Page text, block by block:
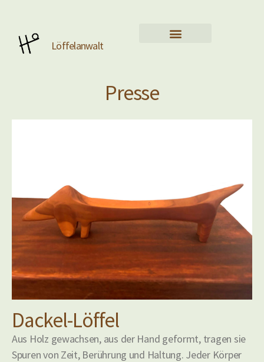
Löffelanwalt
Presse
Dackel-Löffel
Aus Holz gewachsen, aus der Hand geformt, tragen sie
Spuren von Zeit, Berührung und Haltung. Jeder Körper